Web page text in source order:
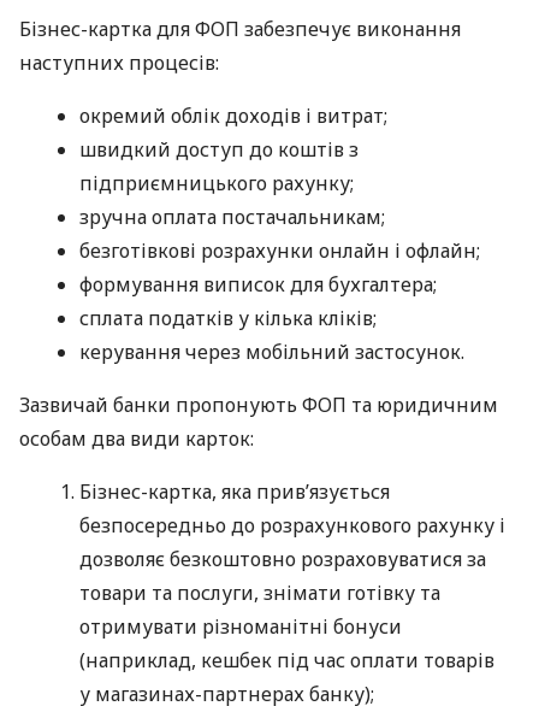
Бізнес-картка для ФОП забезпечує виконання
наступних процесів:
окремий облік доходів і витрат;
швидкий доступ до коштів з
підприємницького рахунку;
зручна оплата постачальникам;
безготівкові розрахунки онлайн і офлайн;
формування виписок для бухгалтера;
сплата податків у кілька кліків;
керування через мобільний застосунок.
Зазвичай банки пропонують ФОП та юридичним
особам два види карток:
Бізнес-картка, яка прив’язується
безпосередньо до розрахункового рахунку і
дозволяє безкоштовно розраховуватися за
товари та послуги, знімати готівку та
отримувати різноманітні бонуси
(наприклад, кешбек під час оплати товарів
у магазинах-партнерах банку);